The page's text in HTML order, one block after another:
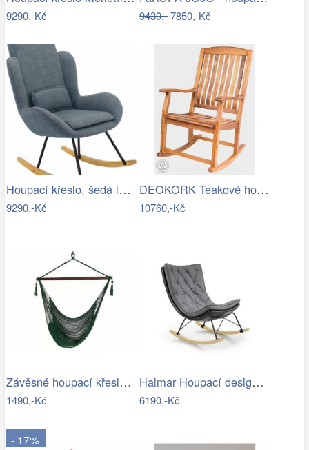
9290,-Kč 9430,-7850,-Kč
Houpací křeslo, šedá látka / dřevo,…
9290,-Kč
DEOKORK Teakové houpací křeslo CLAUDIO
10760,-Kč
Závěsné houpací křeslo Bustry,…
1490,-Kč
Halmar Houpací designové křeslo Indigo,…
6190,-Kč
- 17%